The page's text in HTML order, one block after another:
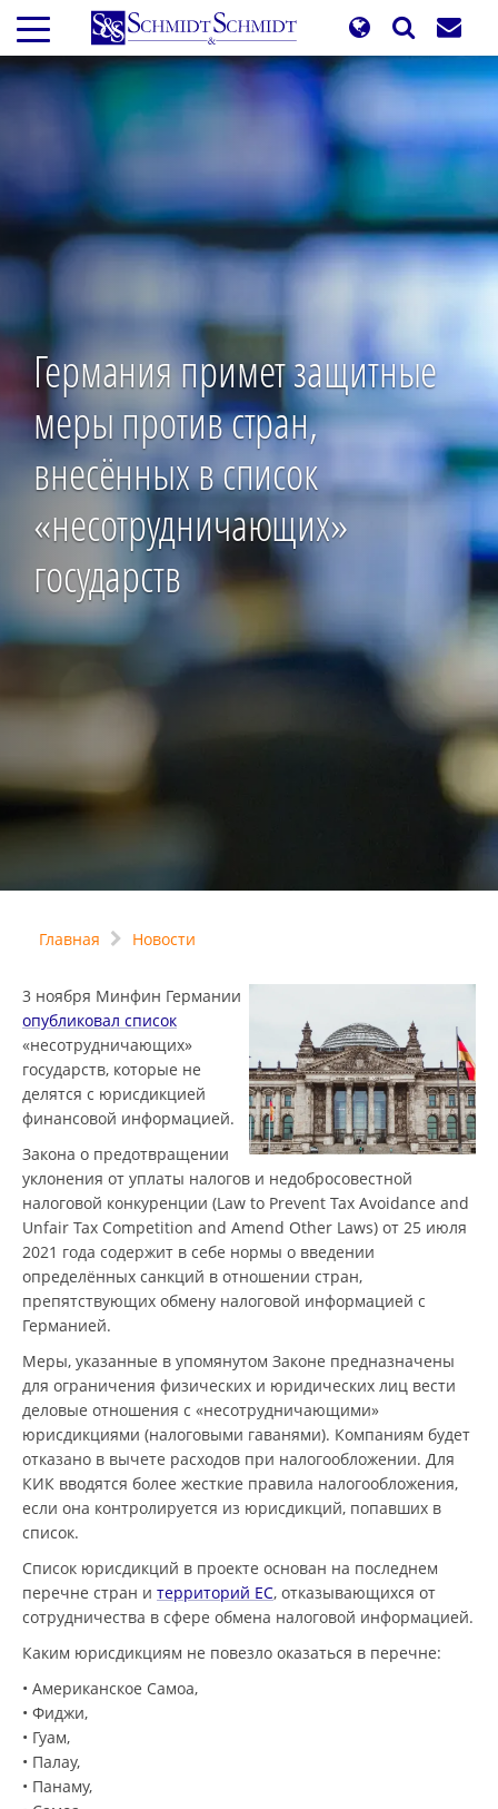
Перейти
основному
содержанию
Германия примет защитные
меры против стран,
внесённых в список
«несотрудничающих»
государств
Главная Новости
3 ноября Минфин Германии
опубликовал список
«несотрудничающих»
государств, которые не
делятся с юрисдикцией
финансовой информацией.
Закона о предотвращении
уклонения от уплаты налогов и недобросовестной
налоговой конкуренции (Law to Prevent Tax Avoidance and
Unfair Tax Competition and Amend Other Laws) от 25 июля
2021 года содержит в себе нормы о введении
определённых санкций в отношении стран,
препятствующих обмену налоговой информацией с
Германией.
Меры, указанные в упомянутом Законе предназначены
для ограничения физических и юридических лиц вести
деловые отношения с «несотрудничающими»
юрисдикциями (налоговыми гаванями). Компаниям будет
отказано в вычете расходов при налогообложении. Для
КИК вводятся более жесткие правила налогообложения,
если она контролируется из юрисдикций, попавших в
список.
Список юрисдикций в проекте основан на последнем
перечне стран и территорий ЕС, отказывающихся от
сотрудничества в сфере обмена налоговой информацией.
Каким юрисдикциям не повезло оказаться в перечне:
• Американское Самоа,
• Фиджи,
• Гуам,
• Палау,
• Панаму,